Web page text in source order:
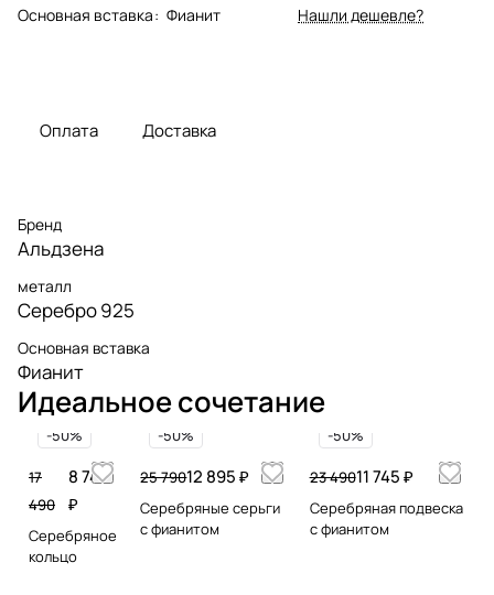
Основная вставка: Фианит
Нашли дешевле?
Оплата Доставка
Бренд
Альдзена
металл
Серебро 925
Основная вставка
Фианит
Идеальное сочетание
-50%
8 745
₽
17
490
Серебряное
кольцо
-50%
12 895 ₽
25 790
Серебряные серьги
с фианитом
-50%
11 745 ₽
23 490
Серебряная подвеска
с фианитом